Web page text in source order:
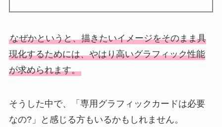
なぜかというと、描きたいイメージをそのまま具
現化するためには、やはり高いグラフィック性能
が求められます。
そうした中で、「専用グラフィックカードは必要
なの?」と感じる方もいるかもしれません。